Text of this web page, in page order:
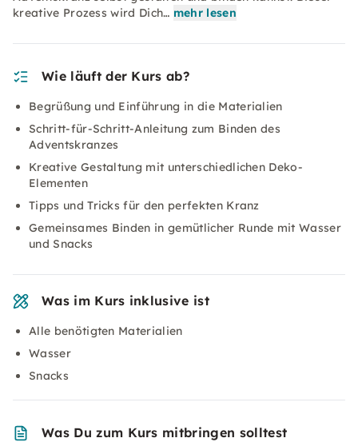
kreative Prozess wird Dich… mehr lesen
Wie läuft der Kurs ab?
Begrüßung und Einführung in die Materialien
Schritt-für-Schritt-Anleitung zum Binden des
Adventskranzes
Kreative Gestaltung mit unterschiedlichen Deko-
Elementen
Tipps und Tricks für den perfekten Kranz
Gemeinsames Binden in gemütlicher Runde mit Wasser
und Snacks
Was im Kurs inklusive ist
Alle benötigten Materialien
Wasser
Snacks
Was Du zum Kurs mitbringen solltest